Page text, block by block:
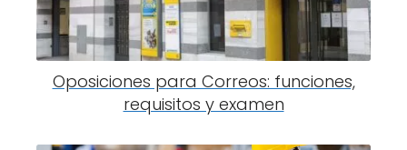
Oposiciones para Correos: funciones,
requisitos y examen